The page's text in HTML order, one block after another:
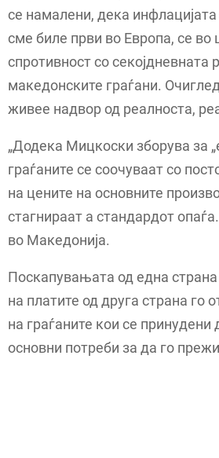
се намалени, дека
сме биле први во Европа, се во
спротивност со секојдневната
македонските граѓани.
живее надвор од реалноста,
„Додека Мицкоски зборува за
граѓаните се соочуваат со
на цените на основните
стагнираат а стандардот
во Македонија.
Поскапувањата од една
на платите од друга страна го
на граѓаните кои се принудени
основни потреби за да го